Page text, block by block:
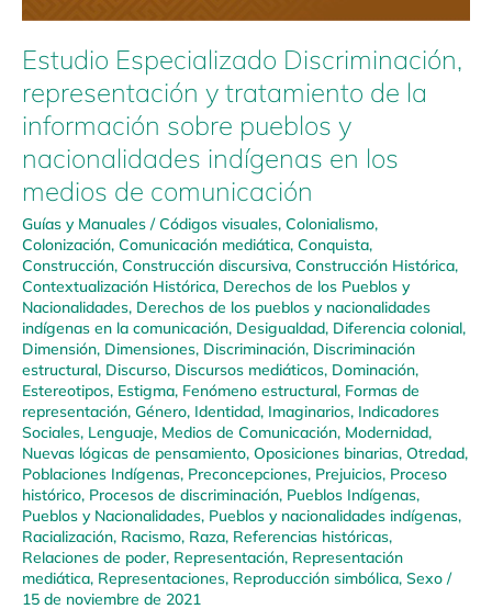
Estudio Especializado Discriminación,
representación y tratamiento de la
información sobre pueblos y
nacionalidades indígenas en los
medios de comunicación
Guías y Manuales /Códigos visuales, Colonialismo,
Colonización, Comunicación mediática, Conquista,
Construcción, Construcción discursiva, Construcción Histórica,
Contextualización Histórica, Derechos de los Pueblos y
Nacionalidades, Derechos de los pueblos y nacionalidades
indígenas en la comunicación, Desigualdad, Diferencia colonial,
Dimensión, Dimensiones, Discriminación, Discriminación
estructural, Discurso, Discursos mediáticos, Dominación,
Estereotipos, Estigma, Fenómeno estructural, Formas de
representación, Género, Identidad, Imaginarios, Indicadores
Sociales, Lenguaje, Medios de Comunicación, Modernidad,
Nuevas lógicas de pensamiento, Oposiciones binarias, Otredad,
Poblaciones Indígenas, Preconcepciones, Prejuicios, Proceso
histórico, Procesos de discriminación, Pueblos Indígenas,
Pueblos y Nacionalidades, Pueblos y nacionalidades indígenas,
Racialización, Racismo, Raza, Referencias históricas,
Relaciones de poder, Representación, Representación
mediática, Representaciones, Reproducción simbólica, Sexo /
15 de noviembre de 2021